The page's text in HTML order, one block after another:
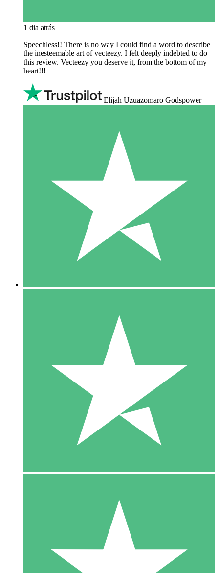
1 dia atrás
Speechless!! There is no way I could find a word to describe
the inesteemable art of vecteezy. I felt deeply indebted to do
this review. Vecteezy you deserve it, from the bottom of my
heart!!!
Elijah Uzuazomaro Godspower